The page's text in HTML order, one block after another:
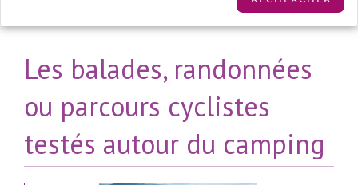
Les balades, randonnées
ou parcours cyclistes
testés autour du camping